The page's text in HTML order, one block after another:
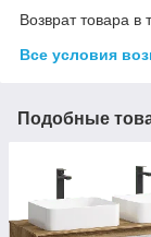
Возврат товара в
Все условия
Подобные